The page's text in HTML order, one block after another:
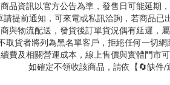
品資訊以官方公告為準，發售日可能延期
請提前通知，可來電或私訊洽詢，若商品已
與物流配送，發貨後訂單貨況偶有延遲，
取貨者將列為黑名單客戶，拒絕任何一切
費及相關營運成本，線上售價與實體門市
如確定不領收該商品，請依【🔄缺件/